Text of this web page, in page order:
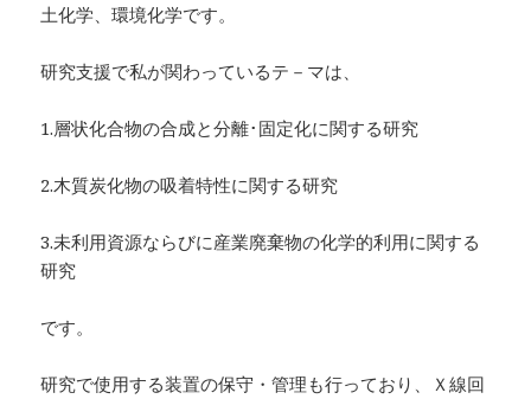
土化学、環境化学です。
研究支援で私が関わっているテ－マは、
1.層状化合物の合成と分離･固定化に関する研究
2.木質炭化物の吸着特性に関する研究
3.未利用資源ならびに産業廃棄物の化学的利用に関する
研究
です。
研究で使用する装置の保守・管理も行っており、Ｘ線回